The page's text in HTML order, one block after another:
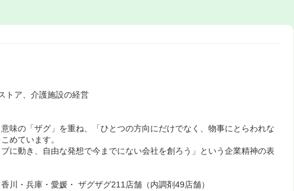
トア、介護施設の経営
味の「ザグ」を重ね、「ひとつの方向にだけでなく、物事にとらわれな
めています。
に動き、自由な発想で今までにない会社を創ろう」という企業精神の表
川・兵庫・愛媛・ ザグザグ211店舗（内調剤49店舗）